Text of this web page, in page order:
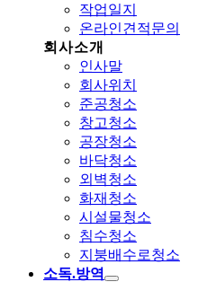
작업일지
온라인견적문의
회사소개
인사말
회사위치
준공청소
창고청소
공장청소
바닥청소
외벽청소
화재청소
시설물청소
침수청소
지붕배수로청소
소독.방역